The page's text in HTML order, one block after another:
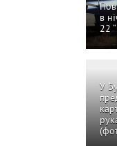
в
22
У